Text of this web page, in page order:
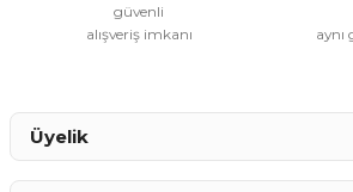
güvenli
alışveriş imkanı
Üyelik